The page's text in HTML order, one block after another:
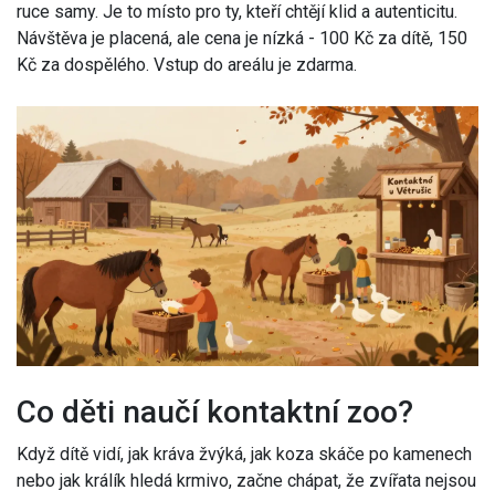
ruce samy. Je to místo pro ty, kteří chtějí klid a autenticitu.
Návštěva je placená, ale cena je nízká - 100 Kč za dítě, 150
Kč za dospělého. Vstup do areálu je zdarma.
Co děti naučí kontaktní zoo?
Když dítě vidí, jak kráva žvýká, jak koza skáče po kamenech
nebo jak králík hledá krmivo, začne chápat, že zvířata nejsou